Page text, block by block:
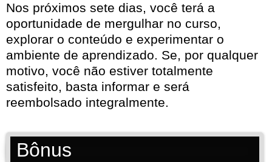
Nos próximos sete dias, você terá a
oportunidade de mergulhar no curso,
explorar o conteúdo e experimentar o
ambiente de aprendizado. Se, por qualquer
motivo, você não estiver totalmente
satisfeito, basta informar e será
reembolsado integralmente.
Bônus